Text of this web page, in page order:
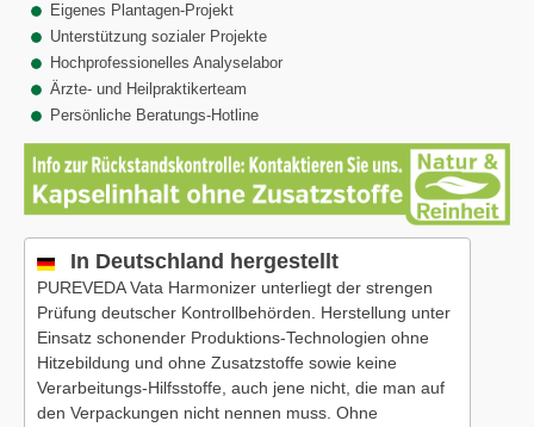
Eigenes Plantagen-Projekt
Unterstützung sozialer Projekte
Hochprofessionelles Analyselabor
Ärzte- und Heilpraktikerteam
Persönliche Beratungs-Hotline
In Deutschland hergestellt
PUREVEDA Vata Harmonizer unterliegt der strengen
Prüfung deutscher Kontrollbehörden. Herstellung unter
Einsatz schonender Produktions-Technologien ohne
Hitzebildung und ohne Zusatzstoffe sowie keine
Verarbeitungs-Hilfsstoffe, auch jene nicht, die man auf
den Verpackungen nicht nennen muss. Ohne